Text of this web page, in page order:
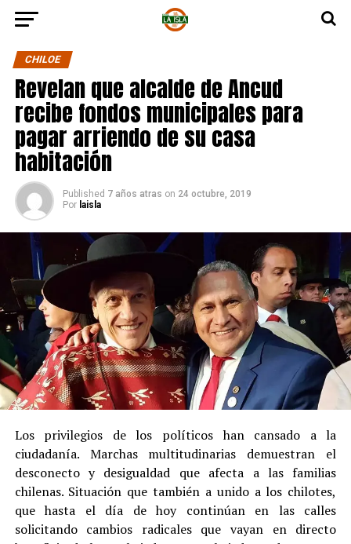
CHILOE
Revelan que alcalde de Ancud
recibe fondos municipales para
pagar arriendo de su casa
habitación
Published 7 años atras on 24 octubre, 2019
Por laisla
Los privilegios de los políticos han cansado a la
ciudadanía. Marchas multitudinarias demuestran el
desconecto y desigualdad que afecta a las familias
chilenas. Situación que también a unido a los chilotes,
que hasta el día de hoy continúan en las calles
solicitando cambios radicales que vayan en directo